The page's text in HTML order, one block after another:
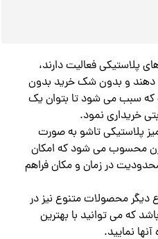
پلاستیکی فعالیت دارند،
و بدون شک خرید بدون
که سبب می شود تا بتوان یک
خریداری نمود.
پلاستیکی تاشو به صورت
مدرن محسوب می شود که امکان
در زمان و مکان فراهم
دیگر محصولات متنوع نیز در
که می توانید با بهترین
نمایید.